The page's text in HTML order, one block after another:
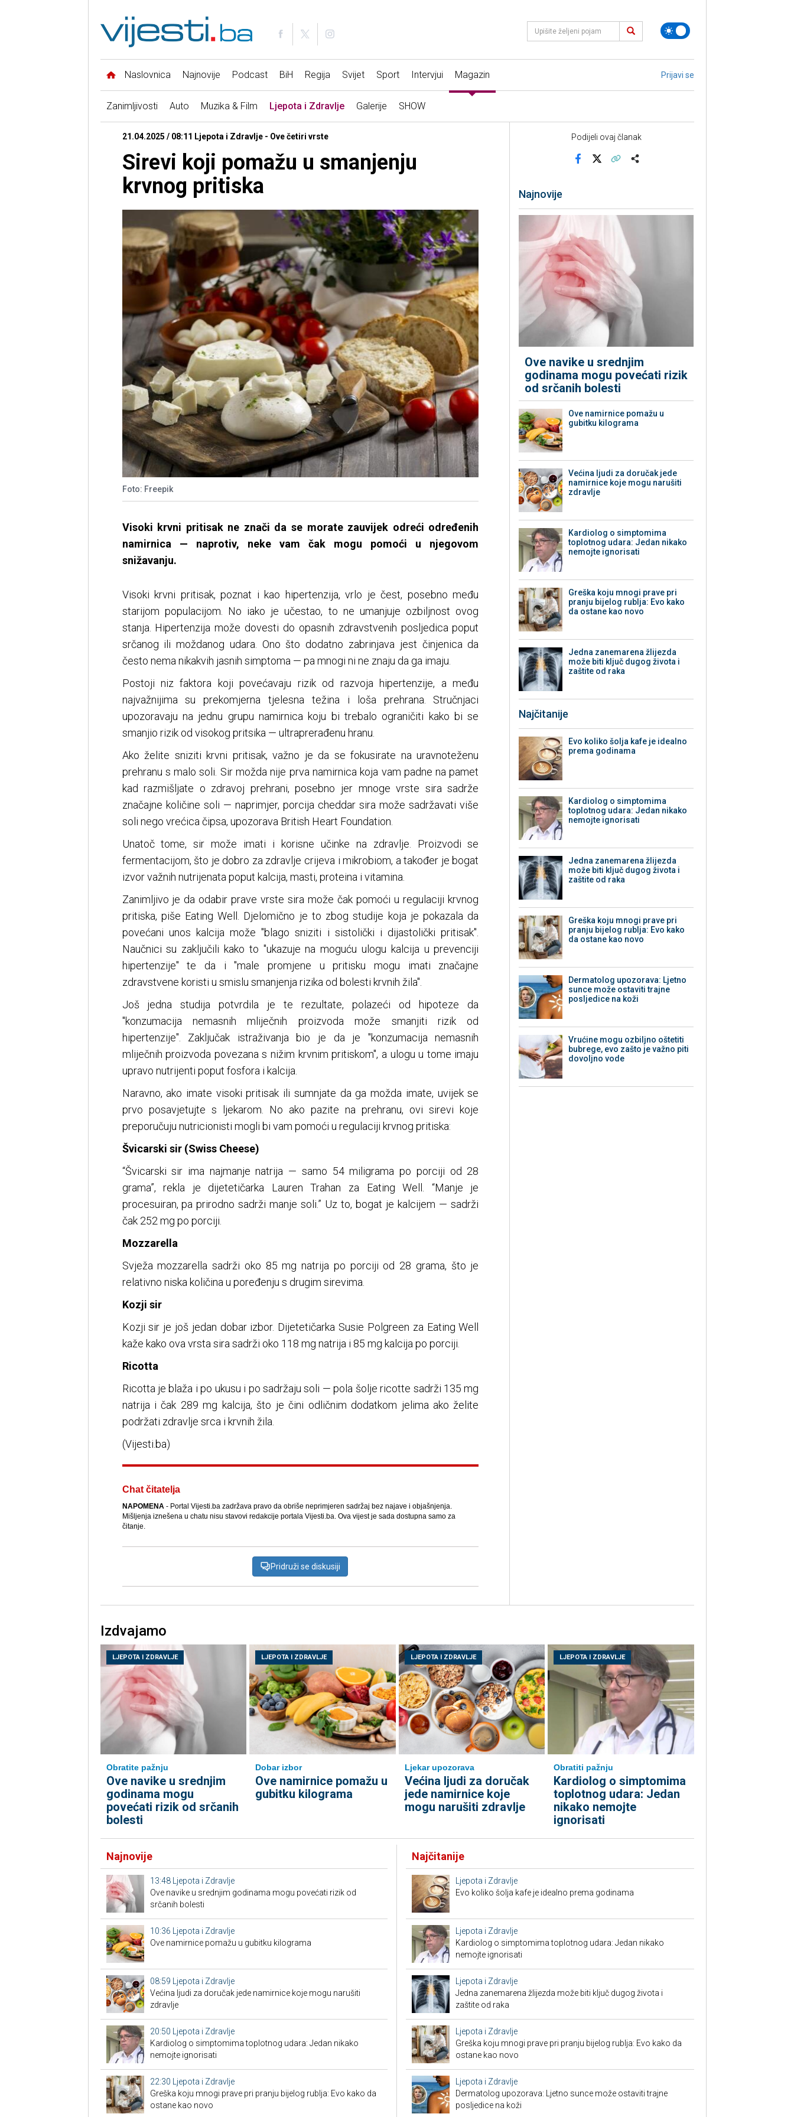
Naslovnica Najnovije Podcast BiH Regija Svijet Sport Intervjui Magazin Prijavi se
Zanimljivosti Auto Muzika & Film Ljepota i Zdravlje Galerije SHOW
21.04.2025 / 08:11 Ljepota i Zdravlje - Ove četiri vrste
Sirevi koji pomažu u smanjenju
krvnog pritiska
Foto: Freepik
Visoki krvni pritisak ne znači da se morate zauvijek odreći određenih
namirnica — naprotiv, neke vam čak mogu pomoći u njegovom
snižavanju.
Visoki krvni pritisak, poznat i kao hipertenzija, vrlo je čest, posebno među
starijom populacijom. No iako je učestao, to ne umanjuje ozbiljnost ovog
stanja. Hipertenzija može dovesti do opasnih zdravstvenih posljedica poput
srčanog ili moždanog udara. Ono što dodatno zabrinjava jest činjenica da
često nema nikakvih jasnih simptoma — pa mnogi ni ne znaju da ga imaju.
Postoji niz faktora koji povećavaju rizik od razvoja hipertenzije, a među
najvažnijima su prekomjerna tjelesna težina i loša prehrana. Stručnjaci
upozoravaju na jednu grupu namirnica koju bi trebalo ograničiti kako bi se
smanjio rizik od visokog pritsika — ultraprerađenu hranu.
Ako želite sniziti krvni pritisak, važno je da se fokusirate na uravnoteženu
prehranu s malo soli. Sir možda nije prva namirnica koja vam padne na pamet
kad razmišljate o zdravoj prehrani, posebno jer mnoge vrste sira sadrže
značajne količine soli — naprimjer, porcija cheddar sira može sadržavati više
soli nego vrećica čipsa, upozorava British Heart Foundation.
Unatoč tome, sir može imati i korisne učinke na zdravlje. Proizvodi se
fermentacijom, što je dobro za zdravlje crijeva i mikrobiom, a također je bogat
izvor važnih nutrijenata poput kalcija, masti, proteina i vitamina.
Zanimljivo je da odabir prave vrste sira može čak pomoći u regulaciji krvnog
pritiska, piše Eating Well. Djelomično je to zbog studije koja je pokazala da
povećani unos kalcija može "blago sniziti i sistolički i dijastolički pritisak".
Naučnici su zaključili kako to "ukazuje na moguću ulogu kalcija u prevenciji
hipertenzije" te da i "male promjene u pritisku mogu imati značajne
zdravstvene koristi u smislu smanjenja rizika od bolesti krvnih žila".
Još jedna studija potvrdila je te rezultate, polazeći od hipoteze da
"konzumacija nemasnih mliječnih proizvoda može smanjiti rizik od
hipertenzije". Zaključak istraživanja bio je da je "konzumacija nemasnih
mliječnih proizvoda povezana s nižim krvnim pritiskom", a ulogu u tome imaju
upravo nutrijenti poput fosfora i kalcija.
Naravno, ako imate visoki pritisak ili sumnjate da ga možda imate, uvijek se
prvo posavjetujte s ljekarom. No ako pazite na prehranu, ovi sirevi koje
preporučuju nutricionisti mogli bi vam pomoći u regulaciji krvnog pritiska:
Švicarski sir (Swiss Cheese)
“Švicarski sir ima najmanje natrija — samo 54 miligrama po porciji od 28
grama”, rekla je dijetetičarka Lauren Trahan za Eating Well. “Manje je
procesuiran, pa prirodno sadrži manje soli.” Uz to, bogat je kalcijem — sadrži
čak 252 mg po porciji.
Mozzarella
Svježa mozzarella sadrži oko 85 mg natrija po porciji od 28 grama, što je
relativno niska količina u poređenju s drugim sirevima.
Kozji sir
Kozji sir je još jedan dobar izbor. Dijetetičarka Susie Polgreen za Eating Well
kaže kako ova vrsta sira sadrži oko 118 mg natrija i 85 mg kalcija po porciji.
Ricotta
Ricotta je blaža i po ukusu i po sadržaju soli — pola šolje ricotte sadrži 135 mg
natrija i čak 289 mg kalcija, što je čini odličnim dodatkom jelima ako želite
podržati zdravlje srca i krvnih žila.
(Vijesti.ba)
Chat čitatelja
NAPOMENA- Portal Vijesti.ba zadržava pravo da obriše neprimjeren sadržaj bez najave i objašnjenja.
Mišljenja iznešena u chatu nisu stavovi redakcije portala Vijesti.ba. Ova vijest je sada dostupna samo za
čitanje.
Pridruži se diskusiji
Podijeli ovaj članak
Najnovije
Ove navike u srednjim
godinama mogu povećati rizik
od srčanih bolesti
Ove namirnice pomažu u
gubitku kilograma
Većina ljudi za doručak jede
namirnice koje mogu narušiti
zdravlje
Kardiolog o simptomima
toplotnog udara: Jedan nikako
nemojte ignorisati
Greška koju mnogi prave pri
pranju bijelog rublja: Evo kako
da ostane kao novo
Jedna zanemarena žlijezda
može biti ključ dugog života i
zaštite od raka
Najčitanije
Evo koliko šolja kafe je idealno
prema godinama
Kardiolog o simptomima
toplotnog udara: Jedan nikako
nemojte ignorisati
Jedna zanemarena žlijezda
može biti ključ dugog života i
zaštite od raka
Greška koju mnogi prave pri
pranju bijelog rublja: Evo kako
da ostane kao novo
Dermatolog upozorava: Ljetno
sunce može ostaviti trajne
posljedice na koži
Vrućine mogu ozbiljno oštetiti
bubrege, evo zašto je važno piti
dovoljno vode
Izdvajamo
LJEPOTA I ZDRAVLJE
Obratite pažnju
Ove navike u srednjim
godinama mogu
povećati rizik od srčanih
bolesti
LJEPOTA I ZDRAVLJE
Dobar izbor
Ove namirnice pomažu u
gubitku kilograma
LJEPOTA I ZDRAVLJE
Ljekar upozorava
Većina ljudi za doručak
jede namirnice koje
mogu narušiti zdravlje
LJEPOTA I ZDRAVLJE
Obratiti pažnju
Kardiolog o simptomima
toplotnog udara: Jedan
nikako nemojte
ignorisati
Najnovije
13:48 Ljepota i Zdravlje
Ove navike u srednjim godinama mogu povećati rizik od
srčanih bolesti
10:36 Ljepota i Zdravlje
Ove namirnice pomažu u gubitku kilograma
08:59 Ljepota i Zdravlje
Većina ljudi za doručak jede namirnice koje mogu narušiti
zdravlje
20:50 Ljepota i Zdravlje
Kardiolog o simptomima toplotnog udara: Jedan nikako
nemojte ignorisati
22:30 Ljepota i Zdravlje
Greška koju mnogi prave pri pranju bijelog rublja: Evo kako da
ostane kao novo
Najčitanije
Ljepota i Zdravlje
Evo koliko šolja kafe je idealno prema godinama
Ljepota i Zdravlje
Kardiolog o simptomima toplotnog udara: Jedan nikako
nemojte ignorisati
Ljepota i Zdravlje
Jedna zanemarena žlijezda može biti ključ dugog života i
zaštite od raka
Ljepota i Zdravlje
Greška koju mnogi prave pri pranju bijelog rublja: Evo kako da
ostane kao novo
Ljepota i Zdravlje
Dermatolog upozorava: Ljetno sunce može ostaviti trajne
posljedice na koži